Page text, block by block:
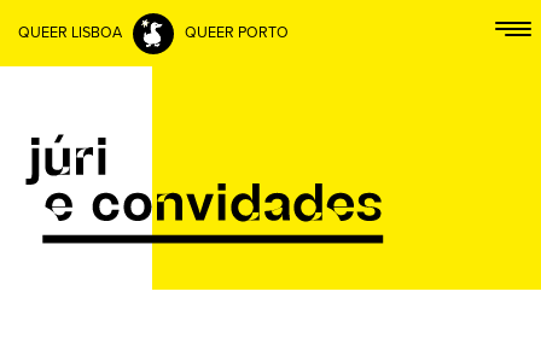
QUEER LISBOA QUEER PORTO